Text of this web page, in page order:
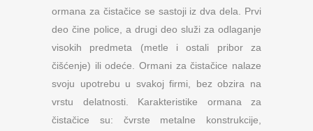
ormana za čistačice se sastoji iz dva dela. Prvi
deo čine police, a drugi deo služi za odlaganje
visokih predmeta (metle i ostali pribor za
čišćenje) ili odeće. Ormani za čistačice nalaze
svoju upotrebu u svakoj firmi, bez obzira na
vrstu delatnosti. Karakteristike ormana za
čistačice su: čvrste metalne konstrukcije,